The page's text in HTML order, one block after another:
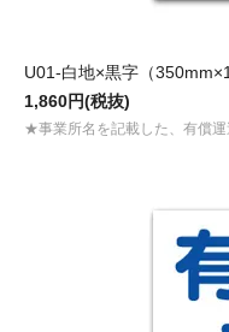
U01-白地×黒字（
1,860円(税抜)
★事業所名を記載した、有償